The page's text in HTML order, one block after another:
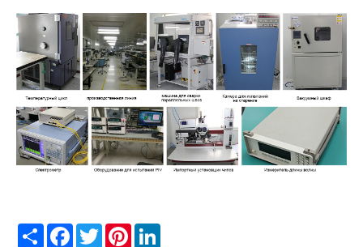
Share Facebook
TwitterPinterest